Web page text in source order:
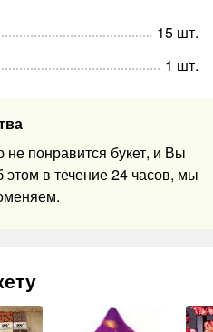
не понравится букет, и Вы
в течение 24 часов, мы
15 шт.
1 шт.